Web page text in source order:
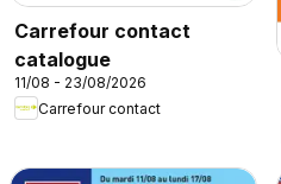
Carrefour contact
catalogue
11/08 - 23/08/2026
Carrefour contact